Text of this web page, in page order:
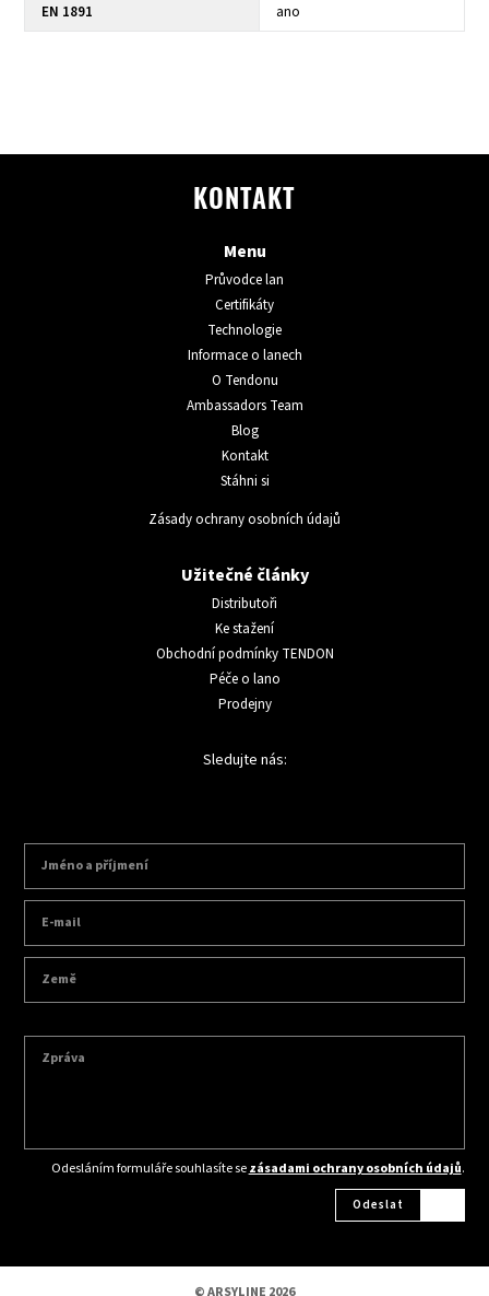
EN 1891
ano
KONTAKT
Menu
Průvodce lan
Certifikáty
Technologie
Informace o lanech
O Tendonu
Ambassadors Team
Blog
Kontakt
Stáhni si
Zásady ochrany osobních údajů
Užitečné články
Distributoři
Ke stažení
Obchodní podmínky TENDON
Péče o lano
Prodejny
Sledujte nás:
Odesláním formuláře souhlasíte sezásadami ochrany osobních údajů.
Odeslat
© ARSYLINE 2026